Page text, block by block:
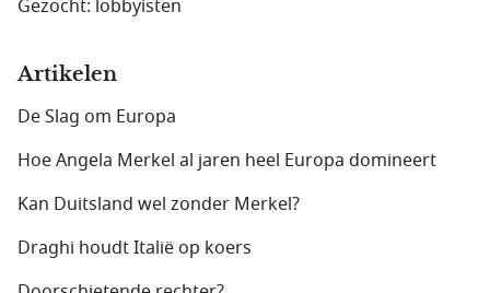
Gezocht: lobbyisten
Artikelen
De Slag om Europa
Hoe Angela Merkel al jaren heel Europa domineert
Kan Duitsland wel zonder Merkel?
Draghi houdt Italië op koers